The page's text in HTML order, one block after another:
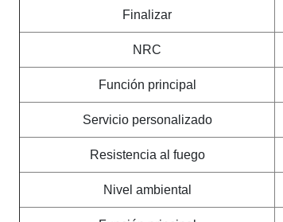
Finalizar
NRC
Función principal
Servicio personalizado
Resistencia al fuego
Nivel ambiental